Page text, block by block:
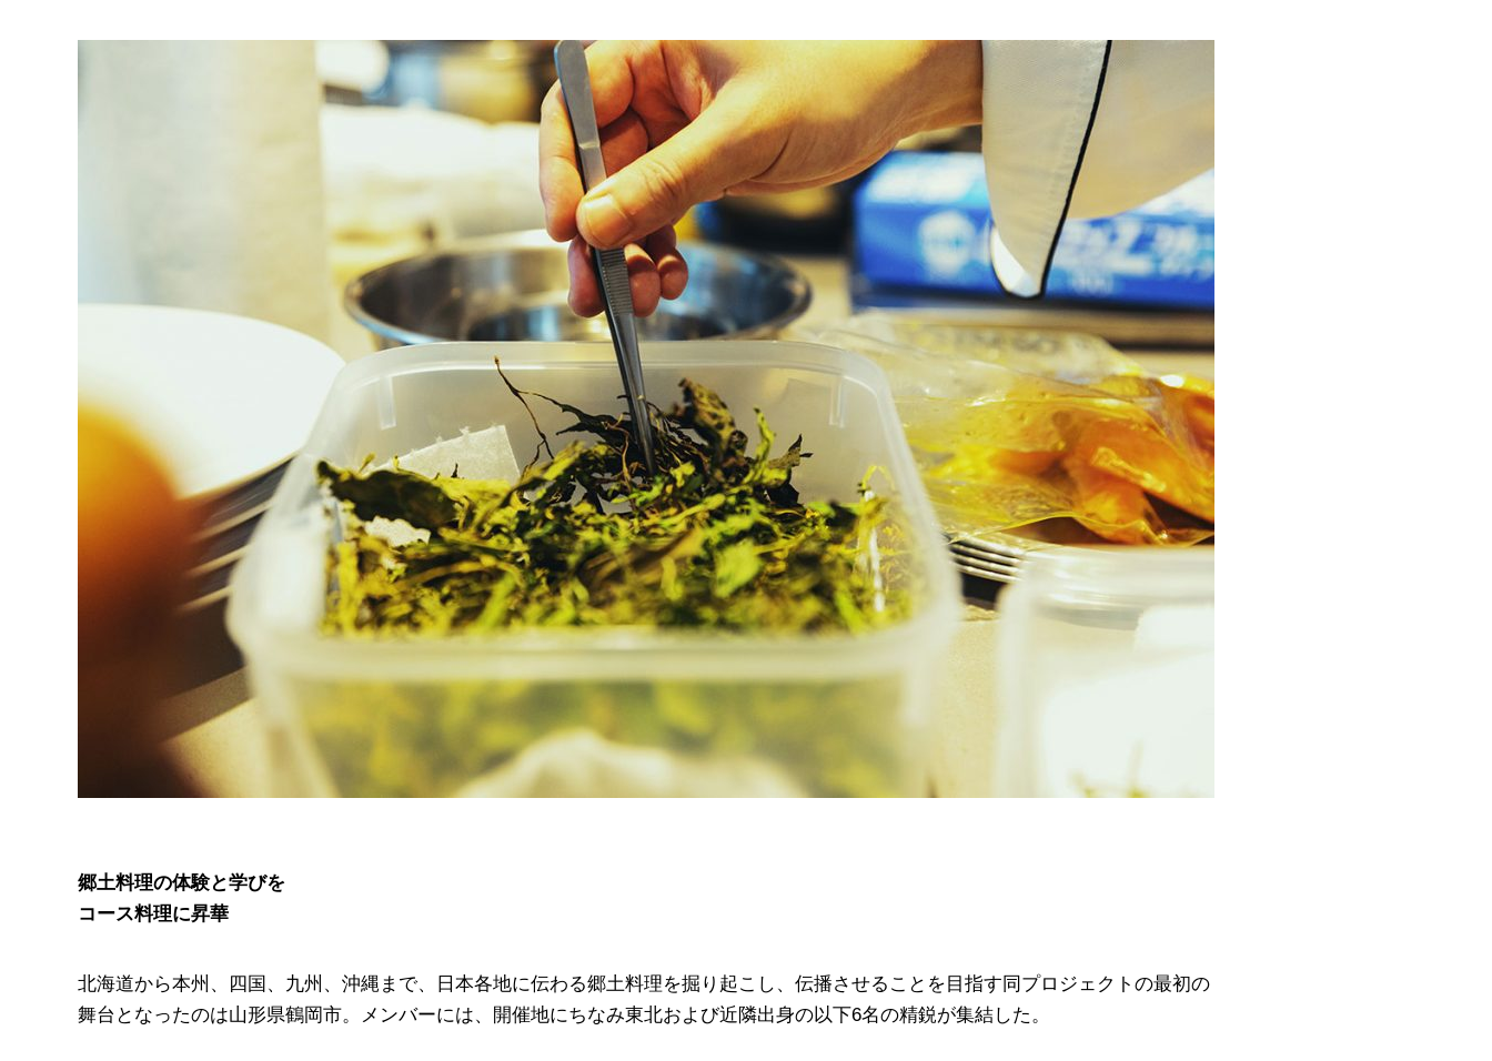
郷土料理の体験と学びを
コース料理に昇華
北海道から本州、四国、九州、沖縄まで、日本各地に伝わる郷土料理を掘り起こし、伝播させることを目指す同プロジェクトの最初の
舞台となったのは山形県鶴岡市。メンバーには、開催地にちなみ東北および近隣出身の以下6名の精鋭が集結した。